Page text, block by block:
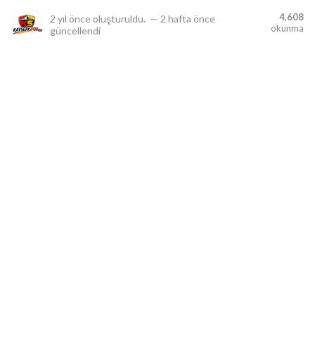
2 yıl önce oluşturuldu. — 2 hafta önce
güncellendi
4,608
okunma